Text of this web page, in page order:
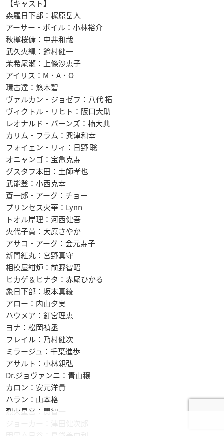
【キャスト】
森羅日下部：梶原岳人
アーサー・ボイル：小林裕介
秋樽桜備：中井和哉
武久火縄：鈴村健一
茉希尾瀬：上條沙恵子
アイリス：M・A・O
環古達：悠木碧
ヴァルカン・ジョゼフ：八代 拓
ヴィクトル・リヒト：阪口大助
レオナルド・バーンズ：楠大典
カリム・フラム：興津和幸
フォイェン・リィ：日野 聡
オニャンゴ：宝亀克寿
グスタフ本田：土師孝也
武能登：小西克幸
蒼一郎・アーグ：チョー
プリンセス火華：Lynn
トオル岸理：河西健吾
火代子黄：大原さやか
アサコ・アーグ：金元寿子
新門紅丸：宮野真守
相模屋紺炉：前野智昭
ヒカゲ＆ヒナタ：赤尾ひかる
象日下部：坂本真綾
アロー：内山夕実
ハウメア：釘宮理恵
ヨナ：松岡禎丞
フレイル：乃村健次
ミラージュ：千葉進歩
アサルト：小林親弘
Dr.ジョヴァンニ：青山穣
カロン：安元洋貴
ハラン：山本格
烈火星宮：関智一